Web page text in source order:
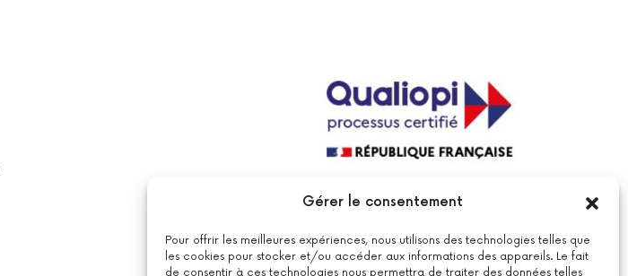
Gérer le consentement
Pour offrir les meilleures expériences, nous utilisons des technologies telles que
les cookies pour stocker et/ou accéder aux informations des appareils. Le fait
de consentir à ces technologies nous permettra de traiter des données telles
La certification qualité a été délivrée au
de formations.Voir le certificat